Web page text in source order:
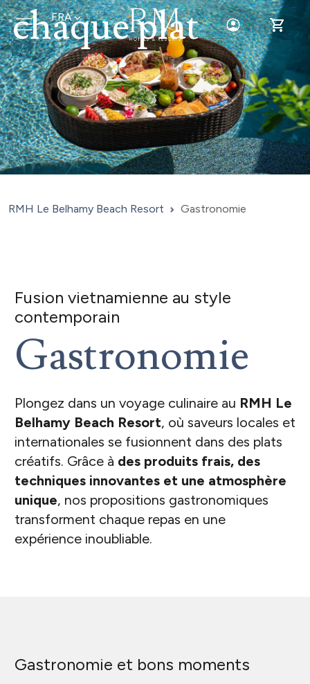
FRA Toggle LoginToggle
chaque plat
RMH Le Belhamy Beach Resort Gastronomie
Fusion vietnamienne au style
contemporain
Gastronomie
Plongez dans un voyage culinaire au RMH Le
Belhamy Beach Resort, où saveurs locales et
internationales se fusionnent dans des plats
créatifs. Grâce à des produits frais, des
techniques innovantes et une atmosphère
unique, nos propositions gastronomiques
transforment chaque repas en une
expérience inoubliable.
Gastronomie et bons moments